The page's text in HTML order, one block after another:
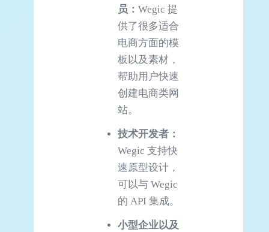
员： Wegic 提
供了很多适合
电商方面的模
板以及素材，
帮助用户快速
创建电商类网
站。
技术开发者：
Wegic 支持快
速原型设计，
可以与 Wegic
的 API 集成。
小型企业以及